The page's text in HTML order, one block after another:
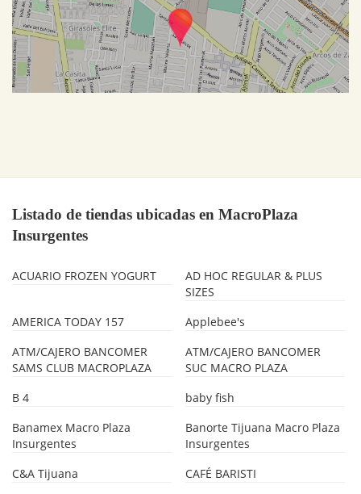
Listado de tiendas ubicadas en MacroPlaza
Insurgentes
ACUARIO FROZEN YOGURT
AD HOC REGULAR & PLUS
SIZES
AMERICA TODAY 157
Applebee's
ATM/CAJERO BANCOMER
SAMS CLUB MACROPLAZA
ATM/CAJERO BANCOMER
SUC MACRO PLAZA
B 4
baby fish
Banamex Macro Plaza
Insurgentes
Banorte Tijuana Macro Plaza
Insurgentes
C&A Tijuana
CAFÉ BARISTI